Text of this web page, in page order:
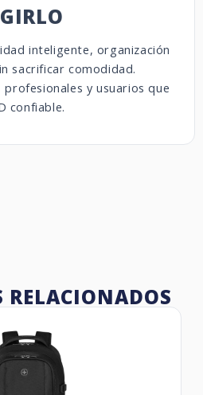
inteligente, organización
sacrificar comodidad.
y usuarios que
confiable.
RELACIONADOS